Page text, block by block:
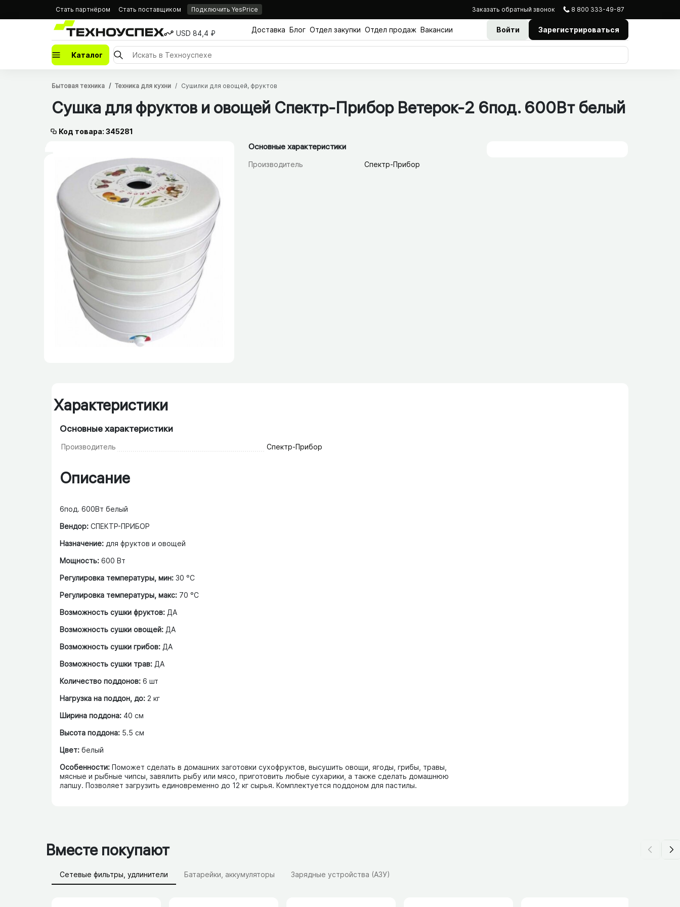
Стать партнёром Стать поставщиком Подключить YesPrice Заказать обратный звонок 8 800 333-49-87
USD 84,4 ₽ Доставка Блог Отдел закупки Отдел продаж Вакансии Войти Зарегистрироваться
Каталог
Бытовая техника Техника для кухни Сушилки для овощей, фруктов
Сушка для фруктов и овощей Спектр-Прибор Ветерок-2 6под. 600Вт белый
Код товара: 345281
Основные характеристики
Производитель Спектр-Прибор
Характеристики
Основные характеристики
Производитель Спектр-Прибор
Описание
6под. 600Вт белый
Вендор: СПЕКТР-ПРИБОР
Назначение: для фруктов и овощей
Мощность: 600 Вт
Регулировка температуры, мин: 30 °С
Регулировка температуры, макс: 70 °С
Возможность сушки фруктов: ДА
Возможность сушки овощей: ДА
Возможность сушки грибов: ДА
Возможность сушки трав: ДА
Количество поддонов: 6 шт
Нагрузка на поддон, до: 2 кг
Ширина поддона: 40 см
Высота поддона: 5.5 см
Цвет: белый
Особенности: Поможет сделать в домашних заготовки сухофруктов, высушить овощи, ягоды, грибы, травы,
мясные и рыбные чипсы, завялить рыбу или мясо, приготовить любые сухарики, а также сделать домашнюю
лапшу. Позволяет загрузить единовременно до 12 кг сырья. Комплектуется поддоном для пастилы.
Вместе покупают
Сетевые фильтры, удлинители Батарейки, аккумуляторы Зарядные устройства (АЗУ)